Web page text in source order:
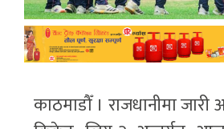
काठमाडौँ । राजधानीमा